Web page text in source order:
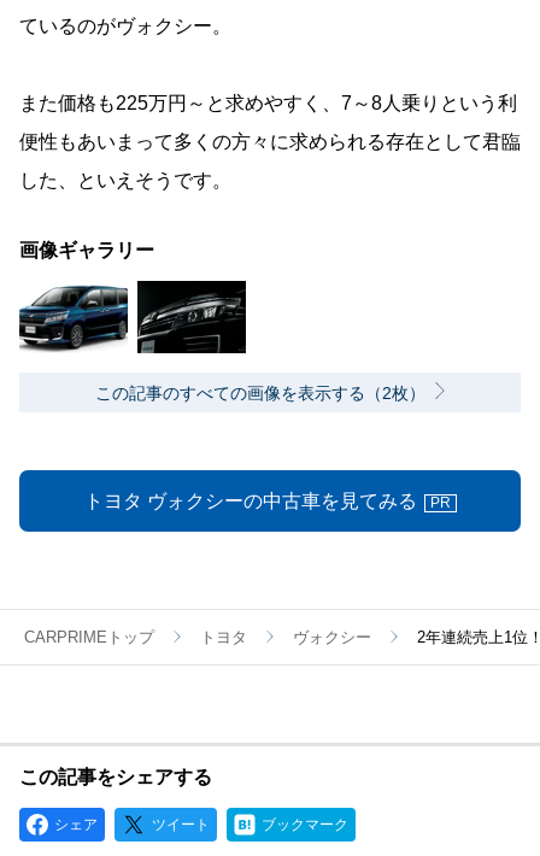
ているのがヴォクシー。
また価格も225万円～と求めやすく、7～8人乗りという利
便性もあいまって多くの方々に求められる存在として君臨
した、といえそうです。
画像ギャラリー
この記事のすべての画像を表示する（2枚）
トヨタ ヴォクシーの中古車を見てみる PR
CARPRIMEトップ トヨタ ヴォクシー 2年連続売上1位
この記事をシェアする
シェア ツイート ブックマーク